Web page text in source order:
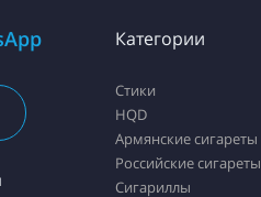
Категории
Стики
HQD
Армянские сигареты
Российские сигареты
Сигариллы